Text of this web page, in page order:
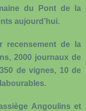
du Pont de la
aujourd’hui.
recensement de la
2000 journaux de
de vignes, 10 de
Angoulins et